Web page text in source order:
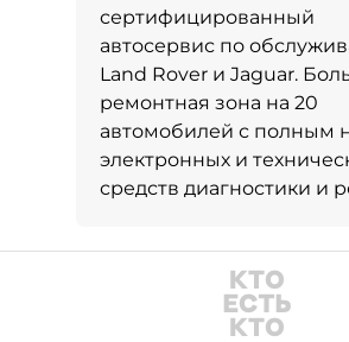
сертифицированный
автосервис по
Land Rover и Jaguar.
ремонтная зона на 20
автомобилей с полным
электронных и
средств диагностики и